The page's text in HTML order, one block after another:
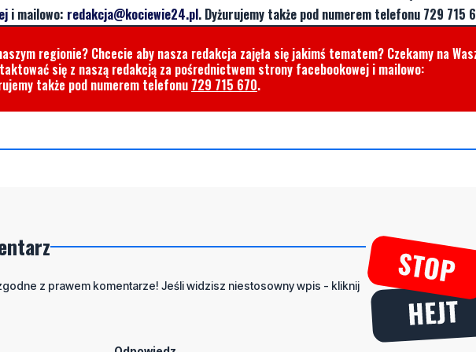
i mailowo: redakcja@kociewie24.pl. Dyżurujemy także pod numerem telefonu 729 715
regionie? Chcecie aby nasza redakcja zajęła się jakimś tematem? Czekamy na
się z naszą redakcją za pośrednictwem strony facebookowej i mailowo:
także pod numerem telefonu 729 715 670.
z prawem komentarze! Jeśli widzisz niestosowny wpis - kliknij